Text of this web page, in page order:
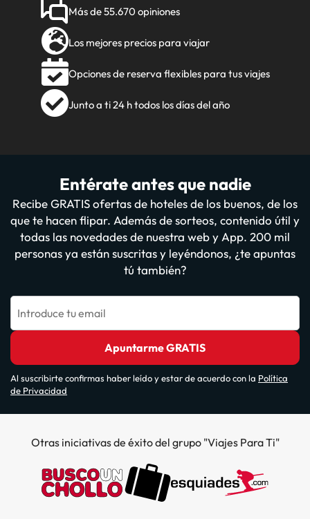
Más de 55.670 opiniones
Los mejores precios para viajar
Opciones de reserva flexibles para tus viajes
Junto a ti 24 h todos los días del año
Entérate antes que nadie
Recibe GRATIS ofertas de hoteles de los buenos, de los
que te hacen flipar. Además de sorteos, contenido útil y
todas las novedades de nuestra web y App. 200 mil
personas ya están suscritas y leyéndonos, ¿te apuntas
tú también?
Introduce tu email
Apuntarme GRATIS
Al suscribirte confirmas haber leído y estar de acuerdo con la Política
de Privacidad
Otras iniciativas de éxito del grupo "Viajes Para Ti"